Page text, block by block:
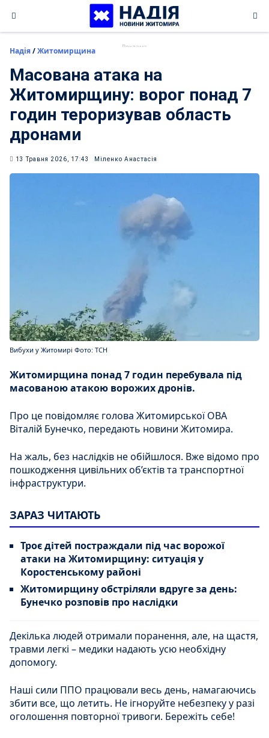
content
Надія/Житомирщина
Масована атака на
Житомирщину: ворог понад 7
годин тероризував область
дронами
13 Травня 2026, 17:43 Міленко Анастасія
Вибухи у Житомирі Фото: ТСН
Житомирщина понад 7 годин перебувала під
масованою атакою ворожих дронів.
Про це повідомляє голова Житомирської ОВА
Віталій Бунечко, передають новини Житомира.
На жаль, без наслідків не обійшлося. Вже відомо про
пошкодження цивільних об’єктів та транспортної
інфраструктури.
ЗАРАЗ ЧИТАЮТЬ
Троє дітей постраждали під час ворожої
атаки на Житомирщину: ситуація у
Коростенському районі
Житомирщину обстріляли вдруге за день:
Бунечко розповів про наслідки
Декілька людей отримали поранення, але, на щастя,
травми легкі – медики надають усю необхідну
допомогу.
Наші сили ППО працювали весь день, намагаючись
збити все, що летить. Не ігноруйте небезпеку у разі
оголошення повторної тривоги. Бережіть себе!